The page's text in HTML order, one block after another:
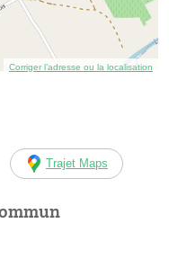
Corriger l’adresse ou la localisation
Trajet Maps